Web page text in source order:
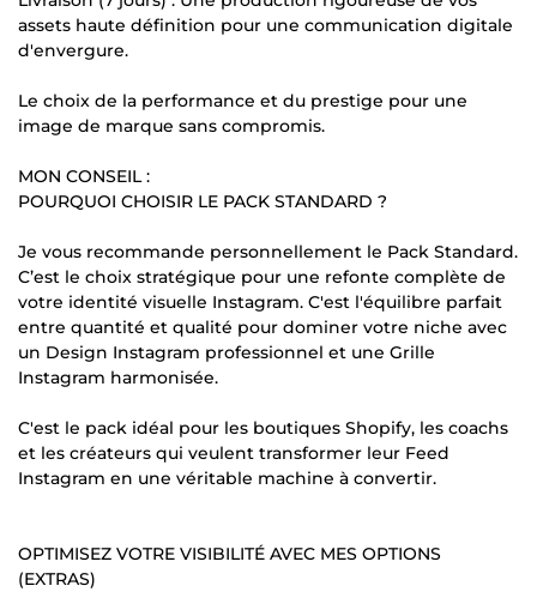
assets haute définition pour une communication digitale
d'envergure.
Le choix de la performance et du prestige pour une
image de marque sans compromis.
MON CONSEIL :
POURQUOI CHOISIR LE PACK STANDARD ?
Je vous recommande personnellement le Pack Standard.
C’est le choix stratégique pour une refonte complète de
votre identité visuelle Instagram. C'est l'équilibre parfait
entre quantité et qualité pour dominer votre niche avec
un Design Instagram professionnel et une Grille
Instagram harmonisée.
C'est le pack idéal pour les boutiques Shopify, les coachs
et les créateurs qui veulent transformer leur Feed
Instagram en une véritable machine à convertir.
OPTIMISEZ VOTRE VISIBILITÉ AVEC MES OPTIONS
(EXTRAS)